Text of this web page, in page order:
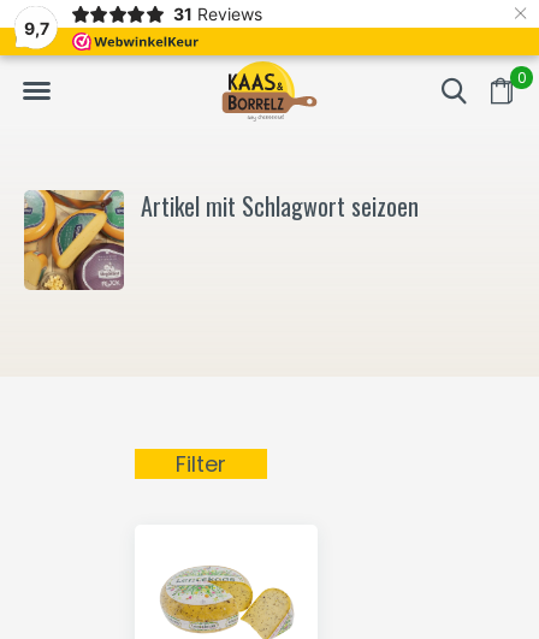
9,7
31 Reviews ×
0
Frisch geschnitten und vakuumverpackt. Meistens Lieferung
Artikel mit Schlagwort seizoen
Filter